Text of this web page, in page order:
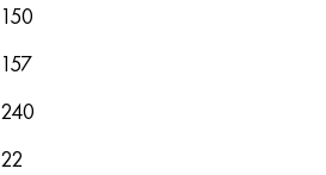
150
157
240
22